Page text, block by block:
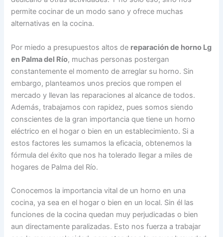
permite cocinar de un modo sano y ofrece muchas
alternativas en la cocina.
Por miedo a presupuestos altos de reparación de horno Lg
en Palma del Río, muchas personas postergan
constantemente el momento de arreglar su horno. Sin
embargo, planteamos unos precios que rompen el
mercado y llevan las reparaciones al alcance de todos.
Además, trabajamos con rapidez, pues somos siendo
conscientes de la gran importancia que tiene un horno
eléctrico en el hogar o bien en un establecimiento. Si a
estos factores les sumamos la eficacia, obtenemos la
fórmula del éxito que nos ha tolerado llegar a miles de
hogares de Palma del Río.
Conocemos la importancia vital de un horno en una
cocina, ya sea en el hogar o bien en un local. Sin él las
funciones de la cocina quedan muy perjudicadas o bien
aun directamente paralizadas. Esto nos fuerza a trabajar